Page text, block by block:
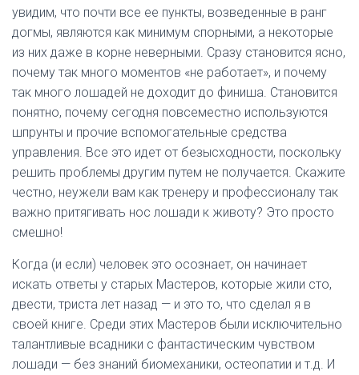
увидим, что почти все ее пункты, возведенные в ранг
догмы, являются как минимум спорными, а некоторые
из них даже в корне неверными. Сразу становится ясно,
почему так много моментов «не работает», и почему
так много лошадей не доходит до финиша. Становится
понятно, почему сегодня повсеместно используются
шпрунты и прочие вспомогательные средства
управления. Все это идет от безысходности, поскольку
решить проблемы другим путем не получается. Скажите
честно, неужели вам как тренеру и профессионалу так
важно притягивать нос лошади к животу? Это просто
смешно!
Когда (и если) человек это осознает, он начинает
искать ответы у старых Мастеров, которые жили сто,
двести, триста лет назад — и это то, что сделал я в
своей книге. Среди этих Мастеров были исключительно
талантливые всадники с фантастическим чувством
лошади — без знаний биомеханики, остеопатии и т.д. И